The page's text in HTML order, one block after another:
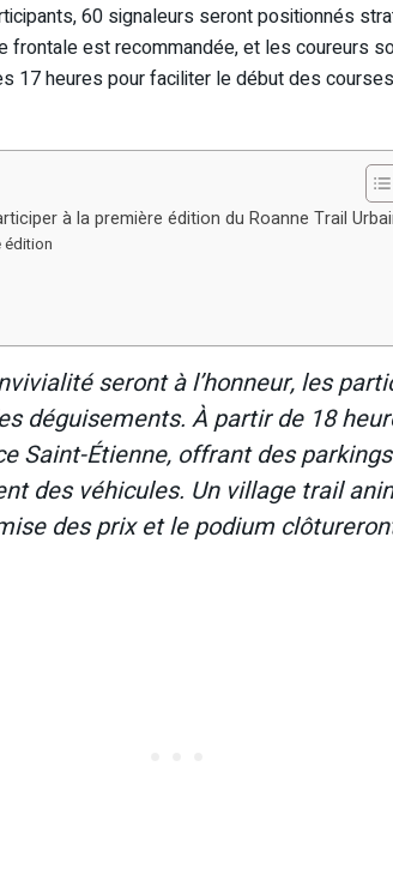
60 signaleurs seront positionnés
frontale est recommandée, et les coureurs
17 heures pour faciliter le début des
à la première édition du Roanne Trail
édition
seront à l’honneur, les
déguisements. À partir de 18
Saint-Étienne, offrant des
des véhicules. Un village trail
des prix et le podium